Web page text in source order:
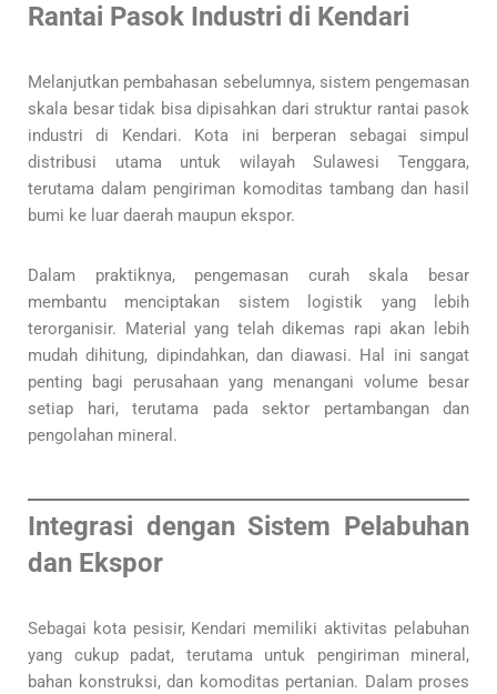
Rantai Pasok Industri di Kendari
Melanjutkan pembahasan sebelumnya, sistem pengemasan
skala besar tidak bisa dipisahkan dari struktur rantai pasok
industri di Kendari. Kota ini berperan sebagai simpul
distribusi utama untuk wilayah Sulawesi Tenggara,
terutama dalam pengiriman komoditas tambang dan hasil
bumi ke luar daerah maupun ekspor.
Dalam praktiknya, pengemasan curah skala besar
membantu menciptakan sistem logistik yang lebih
terorganisir. Material yang telah dikemas rapi akan lebih
mudah dihitung, dipindahkan, dan diawasi. Hal ini sangat
penting bagi perusahaan yang menangani volume besar
setiap hari, terutama pada sektor pertambangan dan
pengolahan mineral.
Integrasi dengan Sistem Pelabuhan
dan Ekspor
Sebagai kota pesisir, Kendari memiliki aktivitas pelabuhan
yang cukup padat, terutama untuk pengiriman mineral,
bahan konstruksi, dan komoditas pertanian. Dalam proses